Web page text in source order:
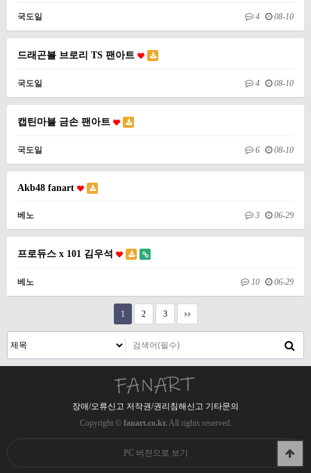
국도일 4 08-10
드래곤볼 브로리 TS 팬아트
국도일 4 08-10
캡틴마블 금손 팬아트
국도일 6 08-10
Akb48 fanart
베노 3 06-29
프로듀스 x 101 김우석
베노 10 06-29
1 2 3
장애/오류신고 저작권/권리침해신고 기타문의
Copyright © fanart.co.kr. All rights reserved.
PC 버전으로 보기